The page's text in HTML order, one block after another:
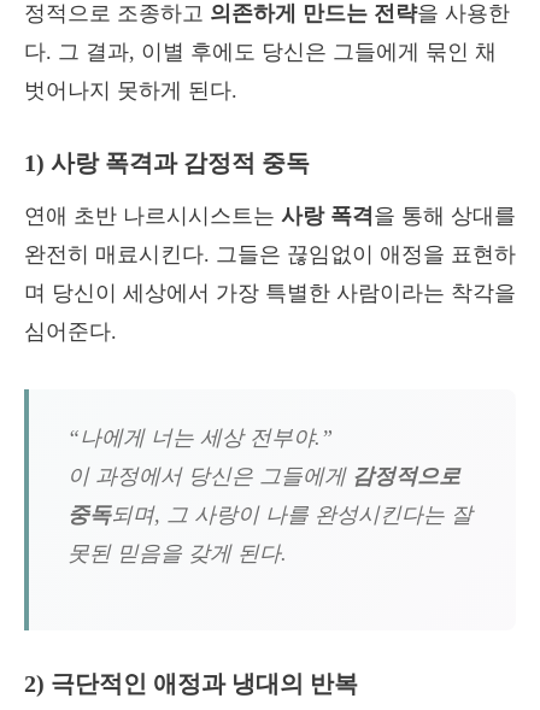
정적으로 조종하고 의존하게 만드는 전략을 사용한
다. 그 결과, 이별 후에도 당신은 그들에게 묶인 채
벗어나지 못하게 된다.
1) 사랑 폭격과 감정적 중독
연애 초반 나르시시스트는 사랑 폭격 을 통해 상대를
완전히 매료시킨다. 그들은 끊임없이 애정을 표현하
며 당신이 세상에서 가장 특별한 사람이라는 착각을
심어준다.
“나에게 너는 세상 전부야.”
이 과정에서 당신은 그들에게 감정적으로
중독되며, 그 사랑이 나를 완성시킨다는 잘
못된 믿음을 갖게 된다.
2) 극단적인 애정과 냉대의 반복